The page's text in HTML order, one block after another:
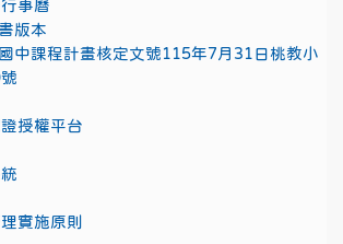
事曆
版本
中課程計畫核定文號115年7月31日桃教小
授權平台
實施原則